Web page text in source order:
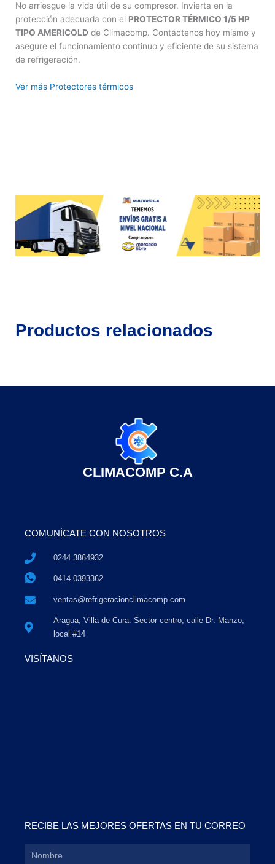
No arriesgue la vida útil de su compresor. Invierta en la
protección adecuada con el PROTECTOR TÉRMICO 1/5 HP
TIPO AMERICOLD de Climacomp. Contáctenos hoy mismo y
asegure el funcionamiento continuo y eficiente de su sistema
de refrigeración.
Ver más Protectores térmicos
Productos relacionados
CLIMACOMP C.A
COMUNÍCATE CON NOSOTROS
0244 3864932
0414 0393362
ventas@refrigeracionclimacomp.com
Aragua, Villa de Cura. Sector centro, calle Dr. Manzo,
local #14
VISÍTANOS
RECIBE LAS MEJORES OFERTAS EN TU CORREO